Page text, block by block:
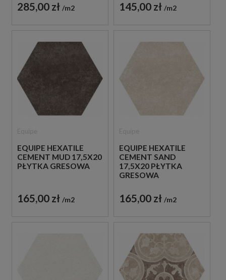
285,00 zł m2 145,00 zł m2
EQUIPE HEXATILE
CEMENT MUD 17,5X20
PŁYTKA GRESOWA
165,00 zł m2
EQUIPE HEXATILE
CEMENT SAND
17,5X20 PŁYTKA
GRESOWA
165,00 zł m2